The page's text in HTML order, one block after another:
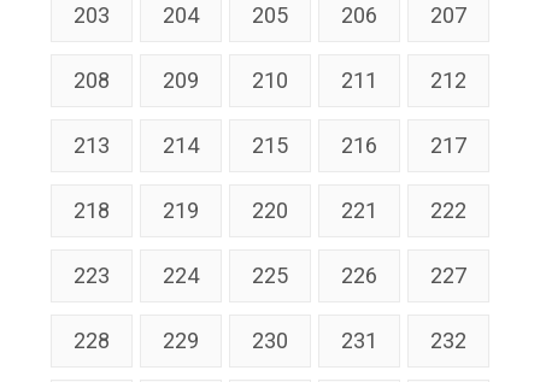
203 204 205 206 207
208 209 210 211 212
213 214 215 216 217
218 219 220 221 222
223 224 225 226 227
228 229 230 231 232